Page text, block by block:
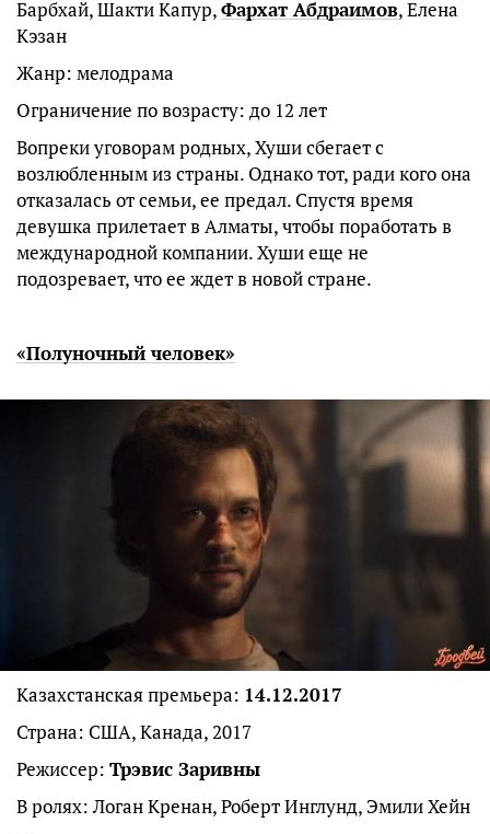
Барбхай, Шакти Капур,Фархат Абдраимов, Елена
Кэзан
Жанр: мелодрама
Ограничение по возрасту: до 12 лет
Вопреки уговорам родных, Хуши сбегает с
возлюбленным из страны. Однако тот, ради кого она
отказалась от семьи, ее предал. Спустя время
девушка прилетает в Алматы, чтобы поработать в
международной компании. Хуши еще не
подозревает, что ее ждет в новой стране.
«Полуночный человек»
Казахстанская премьера: 14.12.2017
Страна: США, Канада, 2017
Режиссер: Трэвис Заривны
В ролях: Логан Кренан, Роберт Инглунд, Эмили Хейн